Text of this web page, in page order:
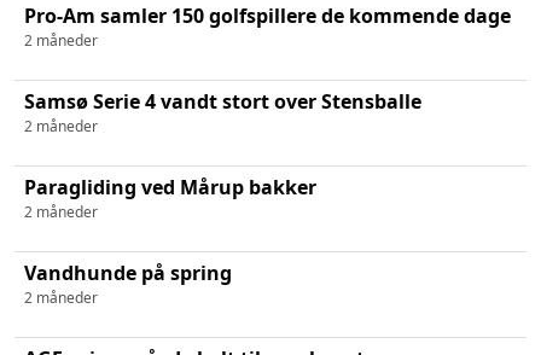
Pro-Am samler 150 golfspillere de kommende dage
2 måneder
Samsø Serie 4 vandt stort over Stensballe
2 måneder
Paragliding ved Mårup bakker
2 måneder
Vandhunde på spring
2 måneder